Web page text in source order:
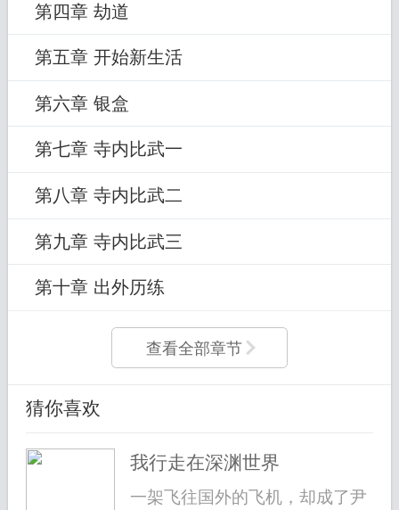
第四章 劫道
第五章 开始新生活
第六章 银盒
第七章 寺内比武一
第八章 寺内比武二
第九章 寺内比武三
第十章 出外历练
查看全部章节
猜你喜欢
我行走在深渊世界
一架飞往国外的飞机，却成了尹